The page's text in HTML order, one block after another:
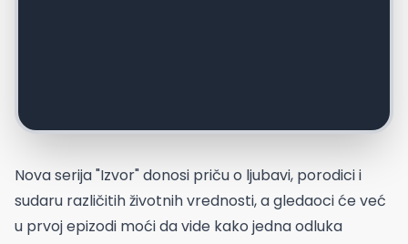
Nova serija "Izvor" donosi priču o ljubavi, porodici i
sudaru različitih životnih vrednosti, a gledaoci će već
u prvoj epizodi moći da vide kako jedna odluka